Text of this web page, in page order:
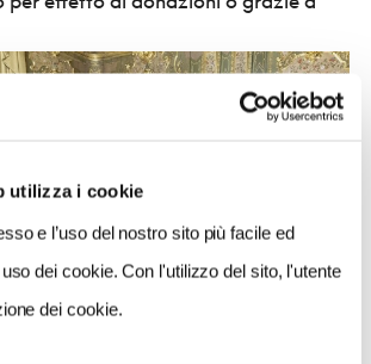
utilizza i cookie
e l’uso del nostro sito più facile ed
dei cookie. Con l'utilizzo del sito, l'utente
dei cookie.